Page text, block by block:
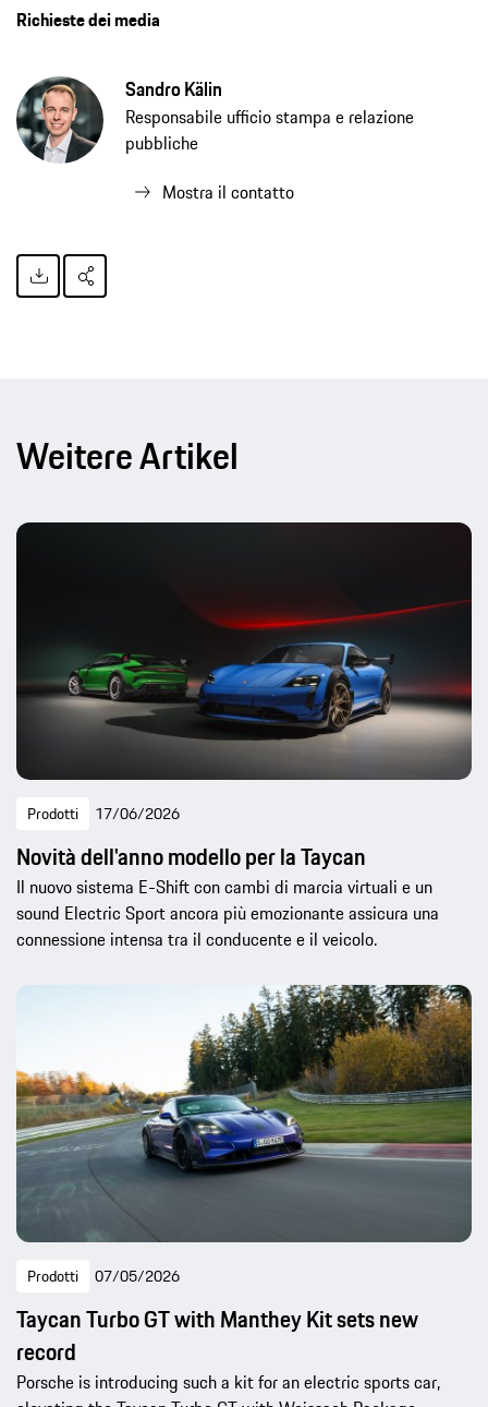
Richieste dei media
Sandro Kälin
Responsabile ufficio stampa e relazione
pubbliche
Mostra il contatto
Weitere Artikel
Prodotti 17/06/2026
Novità dell'anno modello per la Taycan
Il nuovo sistema E-Shift con cambi di marcia virtuali e un
sound Electric Sport ancora più emozionante assicura una
connessione intensa tra il conducente e il veicolo.
Prodotti 07/05/2026
Taycan Turbo GT with Manthey Kit sets new
record
Porsche is introducing such a kit for an electric sports car,